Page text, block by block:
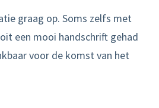
graag op. Soms zelfs met
een mooi handschrift gehad
voor de komst van het